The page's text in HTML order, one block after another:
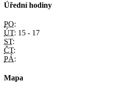
Úřední hodiny
PO:
ÚT: 15 - 17
ST:
ČT:
PÁ:
Mapa